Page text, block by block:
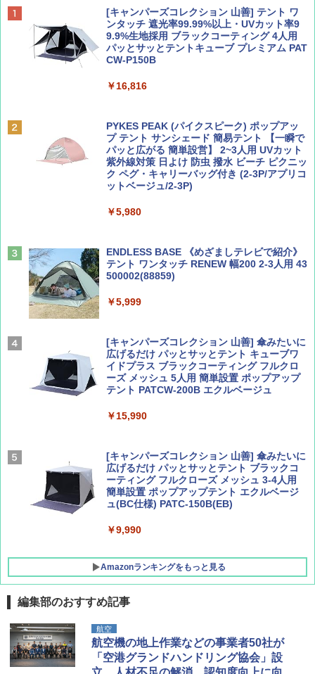
BE-PAL(ビ-パル) 2026年 10 月号【特別付録:
ノルディスク 4ホール鋳鉄スキレット】
￥1,540
￥1,500
サライ 2026年 9月号 [雑誌]
￥600
ディズニーファン ２０２６年 ９月号 [雑
山と溪谷 2026年8月号「南アルプス大全」
￥1,540
地球の歩き方 スター・ウォーズ
￥2,695
￥2,079
A09 地球の歩き方 イタリア 2026～2027 地
A26 地球の歩き方 チェコ ポーランド スロヴ
パ
新しい日本地理 地図・統計・移動から読み
解く (講談社現代新書)
[キャンパーズコレクション 山善] テント ワ
ンタッチ 遮光率99.99%以上・UVカット率9
9.9%生地採用 ブラックコーティング 4人用
パッとサッとテントキューブ プレミアム PAT
CW-P150B
￥16,816
PYKES PEAK (パイクスピーク) ポップアッ
プ テント サンシェード 簡易テント 【一瞬で
パッと広がる 簡単設営】 2~3人用 UVカット
紫外線対策 日よけ 防虫 撥水 ビーチ ピクニッ
ク ペグ・キャリーバッグ付き (2-3P/アプリコ
ットベージュ/2-3P)
￥5,980
ENDLESS BASE 《めざましテレビで紹介》
テント ワンタッチ RENEW 幅200 2-3人用 43
500002(88859)
￥5,999
[キャンパーズコレクション 山善] 傘みたいに
広げるだけ パッとサッとテント キューブワ
イドプラス ブラックコーティング フルクロ
ーズ メッシュ 5人用 簡単設置 ポップアップ
テント PATCW-200B エクルベージュ
￥15,990
[キャンパーズコレクション 山善] 傘みたいに
広げるだけ パッとサッとテント ブラックコ
ーティング フルクローズ メッシュ 3-4人用
簡単設置 ポップアップテント エクルベージ
ュ(BC仕様) PATC-150B(EB)
￥9,990
Amazonランキングをもっと見る
DEWEL パラソル 大型 ビーチ アウトドアパ
ラソル ガーデン サイトシート付 折りたたみ
防水 UVカット 4段階高さ調整 軽量 収納袋付
き
編集部のおすすめ記事
航空
航空機の地上作業などの事業者50社が
「空港グランドハンドリング協会」設